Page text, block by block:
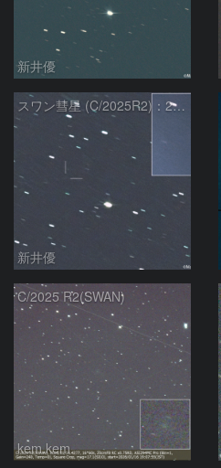
新井優
スワン彗星 (C/2025R2)：2026/01/20
新井優
C/2025 R2(SWAN)
kem.kem